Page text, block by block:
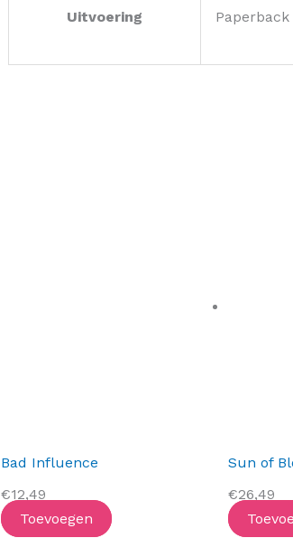
Uitvoering Paperback
Bad Influence
€12,49
Toevoegen
Sun of
€26,49